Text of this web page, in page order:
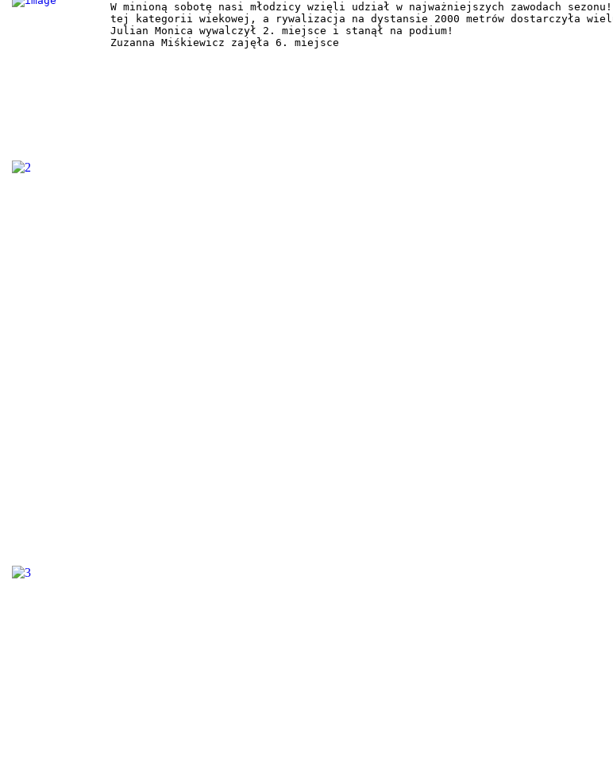
W minioną sobotę nasi młodzicy wzięli udział w najważniejszych zawodach
tej kategorii wiekowej, a rywalizacja na dystansie 2000 metrów dostarczyła
Julian Monica wywalczył 2. miejsce i stanął na podium!
Zuzanna Miśkiewicz zajęła 6. miejsce